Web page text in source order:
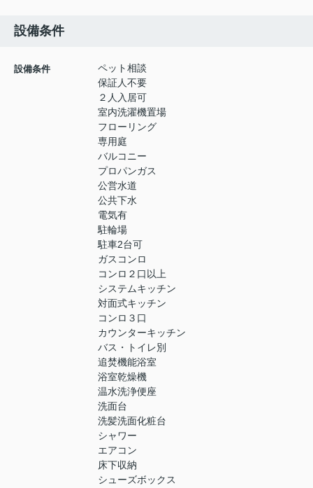
設備条件
設備条件
ペット相談
保証人不要
２人入居可
室内洗濯機置場
フローリング
専用庭
バルコニー
プロパンガス
公営水道
公共下水
電気有
駐輪場
駐車2台可
ガスコンロ
コンロ２口以上
システムキッチン
対面式キッチン
コンロ３口
カウンターキッチン
バス・トイレ別
追焚機能浴室
浴室乾燥機
温水洗浄便座
洗面台
洗髪洗面化粧台
シャワー
エアコン
床下収納
シューズボックス